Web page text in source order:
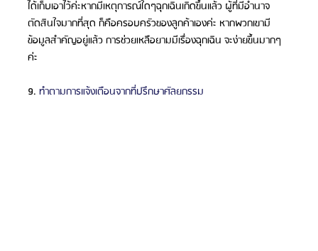
ได้เก็บเอาไว้ค่ะหากมีเหตุการณ์ใดๆฉุกเฉินเกิดขึ้นแล้ว ผู้ที่มีอำนาจ
ตัดสินใจมากที่สุด ก็คือครอบครัวของลูกค้าเองค่ะ หากพวกเขามี
ข้อมูลสำคัญอยู่แล้ว การช่วยเหลือยามมีเรื่องฉุกเฉิน จะง่ายขึ้นมากๆ
ค่ะ
9. ทำตามการแจ้งเตือนจากที่ปรึกษาศัลยกรรม